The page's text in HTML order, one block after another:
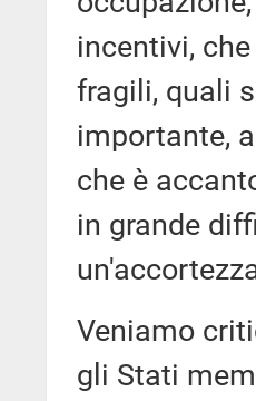
incentivi,
fragili, quali
importante,
che è
in grande
Veniamo
gli Stati